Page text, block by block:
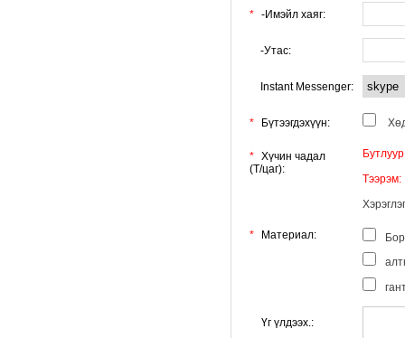
* -Имэйл хаяг:
-Утас:
Instant Messenger:
* Бүтээгдэхүүн:
* Хүчин чадал
(T/цаг):
Тээрэм:
* Материал:
Үг үлдээх.: